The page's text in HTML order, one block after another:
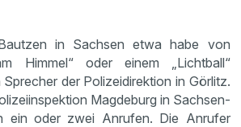
in Sachsen etwa habe von
Himmel“ oder einem „Lichtball“
der Polizeidirektion in Görlitz.
Magdeburg in Sachsen-
ein oder zwei Anrufen. Die Anrufer